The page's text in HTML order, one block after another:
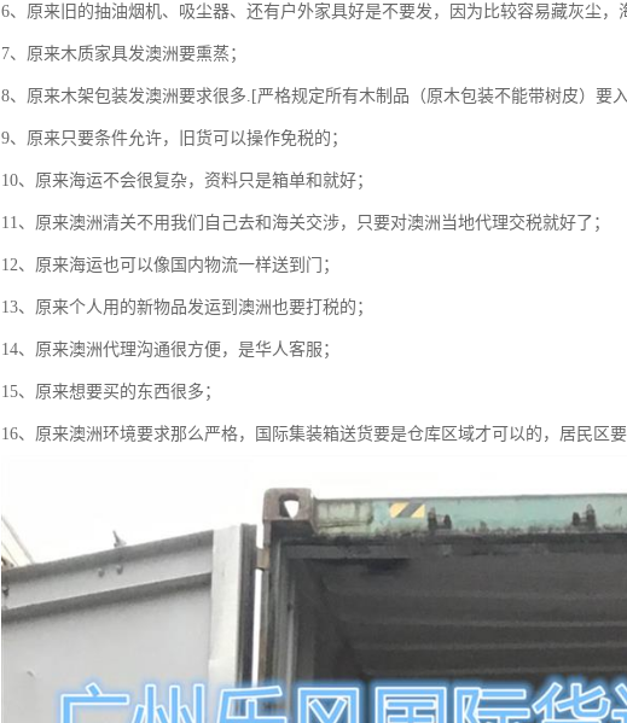
6、原来旧的抽油烟机、吸尘器、还有户外家具好是不要发，因为比较容易藏灰尘，
7、原来木质家具发澳洲要熏蒸；
8、原来木架包装发澳洲要求很多.[严格规定所有木制品（原木包装不能带树皮）要
9、原来只要条件允许，旧货可以操作免税的；
10、原来海运不会很复杂，资料只是箱单和就好；
11、原来澳洲清关不用我们自己去和海关交涉，只要对澳洲当地代理交税就好了；
12、原来海运也可以像国内物流一样送到门；
13、原来个人用的新物品发运到澳洲也要打税的；
14、原来澳洲代理沟通很方便，是华人客服；
15、原来想要买的东西很多；
16、原来澳洲环境要求那么严格，国际集装箱送货要是仓库区域才可以的，居民区要